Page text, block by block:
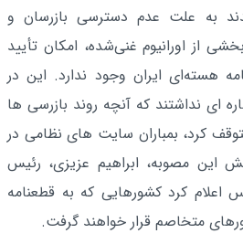
به علت عدم دسترسی بازرسان و
از اورانیوم غنی‌شده، امکان تأیید
هسته‌ای ایران وجود ندارد. این در
ای نداشتند که آنچه روند بازرسی ها
کرد، بمباران سایت های نظامی در
واکنش این مصوبه، ابراهیم عزیزی، رئیس
کرد کشورهایی که به قطعنامه
متخاصم قرار خواهند گرفت.